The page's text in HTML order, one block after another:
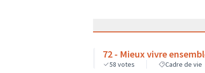
72 - Mieux vivre
58 votes Cadre de vie